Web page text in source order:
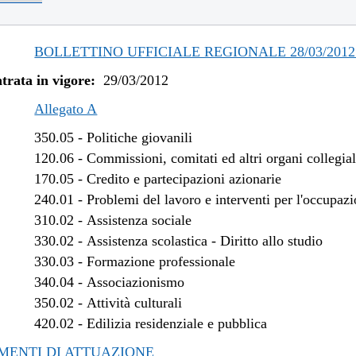
al 04/01/2018
al 09/08/2017
al 28/04/2017
al 14/04/2017
al 31/12/2016
al 09/11/2016
2016 al 12/08/2016
2015 al 12/01/2016
2015 al 30/06/2015
2015 al 30/03/2015
2014 al 06/01/2015
2014 al 07/08/2014
2014 al 21/05/2014
2014 al 27/03/2014
al 06/01/2014
BOLLETTINO UFFICIALE REGIONALE 28/03/
in vigore: 29/03/2012
Allegato A
350.05 -Politiche giovanili
120.06 -Commissioni, comitati ed altri organi
170.05 -Credito e partecipazioni azionarie
240.01 -Problemi del lavoro e interventi per
310.02 -Assistenza sociale
330.02 -Assistenza scolastica - Diritto allo studio
330.03 -Formazione professionale
340.04 -Associazionismo
350.02 -Attività culturali
420.02 -Edilizia residenziale e pubblica
DI ATTUAZIONE